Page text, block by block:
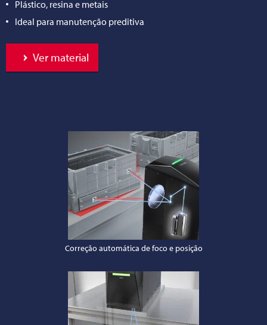
Plástico, resina e metais
Ideal para manutenção preditiva
Ver material
Correção automática de foco e posição